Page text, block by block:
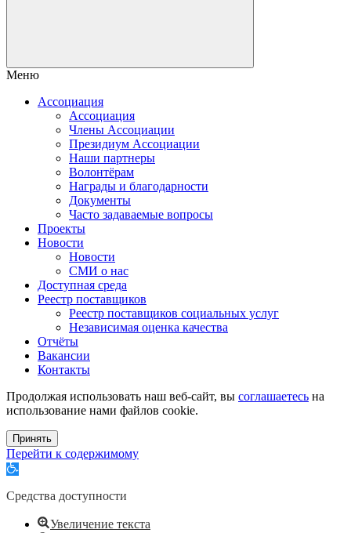
Меню
Ассоциация
Ассоциация
Члены Ассоциации
Президиум Ассоциации
Наши партнеры
Волонтёрам
Награды и благодарности
Документы
Часто задаваемые вопросы
Проекты
Новости
Новости
СМИ о нас
Доступная среда
Реестр поставщиков
Реестр поставщиков социальных услуг
Независимая оценка качества
Отчёты
Вакансии
Контакты
Продолжая использовать наш веб-сайт, вы соглашаетесь на
использование нами файлов cookie.
Принять
Перейти к содержимому
Открыть
инструментов
Средства доступности
Увеличение текста